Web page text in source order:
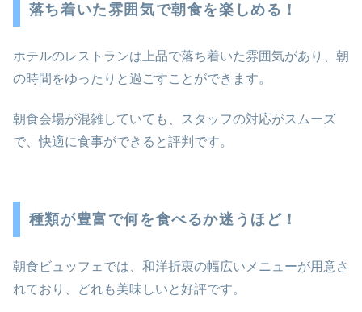
落ち着いた雰囲気で朝食を楽しめる！
ホテルのレストランは上品で落ち着いた雰囲気があり、朝
の時間をゆったりと過ごすことができます。
朝食会場が混雑していても、スタッフの対応がスムーズ
で、快適に食事ができると評判です。
種類が豊富で何を食べるか迷うほど！
朝食ビュッフェでは、和洋折衷の幅広いメニューが用意さ
れており、どれも美味しいと好評です。